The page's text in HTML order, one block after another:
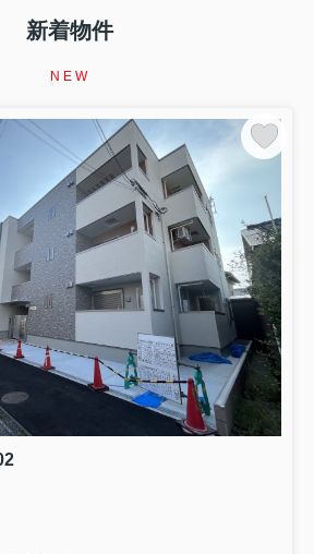
い支援コラム】
宅セーフティネット制度 ～住まいを
きること～」をテーマとした講演
は、住まいを失...
新着物件
NEW